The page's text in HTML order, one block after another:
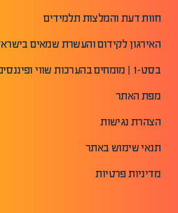
חוות דעת והמלצות תלמידים
האירגון לקידום והעשרת שמאים
בסט-1 | מומחים בהערכות שווי ופיננסים
מפת האתר
הצהרת נגישות
תנאי שימוש באתר
מדיניות פרטיות